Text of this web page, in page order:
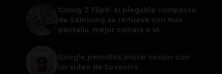
Galaxy Z Flip8: el plegable compacto
de Samsung se renueva con más
pantalla, mejor cámara e IA
Google permitirá iniciar sesión con
un video de tu rostro